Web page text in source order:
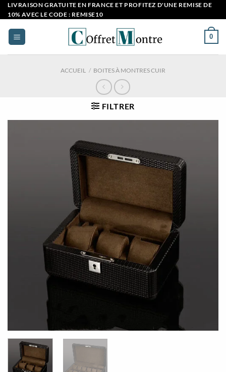
Passer
au
contenu
LIVRAISON GRATUITE EN FRANCE ET PROFITEZ D'UNE REMISE DE
10% AVEC LE CODE : REMISE10
0
ACCUEIL / BOITES À MONTRES CUIR
FILTRER